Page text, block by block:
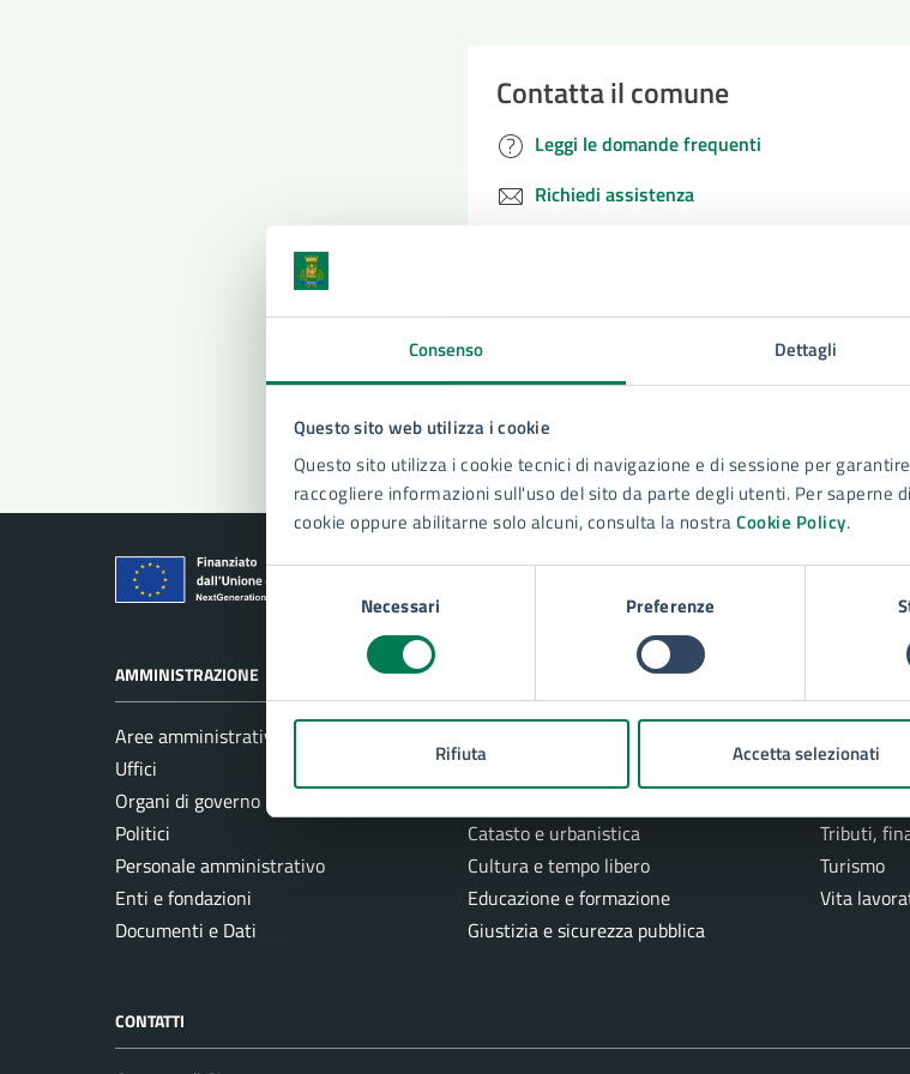
Consenso Dettagli
Questo sito web utilizza i cookie
Questo sito utilizza i cookie tecnici di navigazione e di sessione per
raccogliere informazioni sull'uso del sito da parte degli utenti. Per saperne
cookie oppure abilitarne solo alcuni, consulta la nostraCookie Policy.
Selezione
del
Necessari Preferenze
Rifiuta Accetta selezionati
Contatta il comune
Leggi le domande frequenti
Richiedi assistenza
AMMINISTRAZIONE
Aree amministrative
Uffici
Organi di governo
Politici
Personale amministrativo
Enti e fondazioni
Documenti e Dati
CATEGORIE DI SERVIZIO
Anagrafe e stato civile
Catasto e urbanistica
Cultura e tempo libero
Educazione e formazione
Giustizia e sicurezza pubblica
Mobilità e
Tributi,
Turismo
Vita
CONTATTI